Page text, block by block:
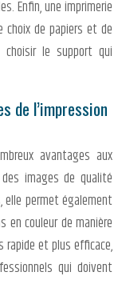
Enfin, une imprimerie
de papiers et de
choisir le support qui
de l’impression
avantages aux
images de qualité
elle permet également
en couleur de manière
rapide et plus efficace,
qui doivent